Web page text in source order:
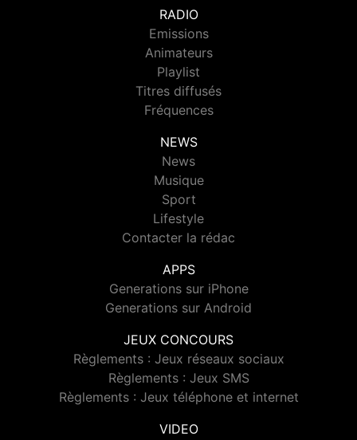
RADIO
Emissions
Animateurs
Playlist
Titres diffusés
Fréquences
NEWS
News
Musique
Sport
Lifestyle
Contacter la rédac
APPS
Generations sur iPhone
Generations sur Android
JEUX CONCOURS
Règlements : Jeux réseaux sociaux
Règlements : Jeux SMS
Règlements : Jeux téléphone et internet
VIDEO